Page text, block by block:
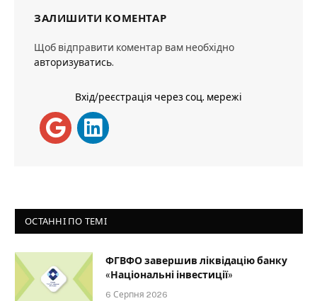
ЗАЛИШИТИ КОМЕНТАР
Щоб відправити коментар вам необхідно
авторизуватись.
Вхід/реєстрація через соц. мережі
ОСТАННІ ПО ТЕМІ
ФГВФО завершив ліквідацію банку
«Національні інвестиції»
6 Серпня 2026